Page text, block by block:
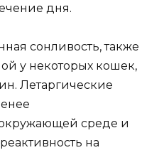
дня.
сонливость, также
у некоторых кошек,
Летаргические
среде и
на